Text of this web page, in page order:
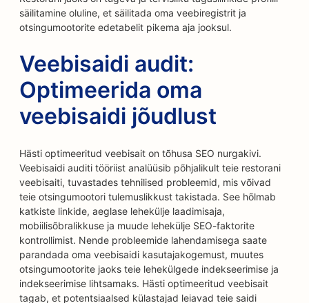
säilitamine oluline, et säilitada oma veebiregistrit ja
otsingumootorite edetabelit pikema aja jooksul.
Veebisaidi audit:
Optimeerida oma
veebisaidi jõudlust
Hästi optimeeritud veebisait on tõhusa SEO nurgakivi.
Veebisaidi auditi tööriist analüüsib põhjalikult teie restorani
veebisaiti, tuvastades tehnilised probleemid, mis võivad
teie otsingumootori tulemuslikkust takistada. See hõlmab
katkiste linkide, aeglase lehekülje laadimisaja,
mobiilisõbralikkuse ja muude lehekülje SEO-faktorite
kontrollimist. Nende probleemide lahendamisega saate
parandada oma veebisaidi kasutajakogemust, muutes
otsingumootorite jaoks teie lehekülgede indekseerimise ja
indekseerimise lihtsamaks. Hästi optimeeritud veebisait
tagab, et potentsiaalsed külastajad leiavad teie saidi